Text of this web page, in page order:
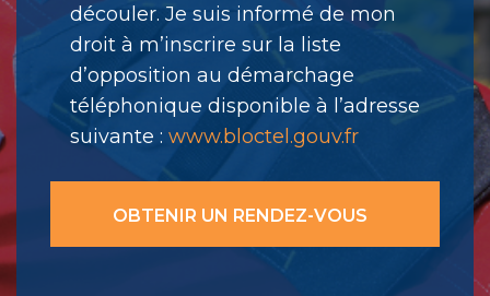
découler. Je suis informé de mon
droit à m’inscrire sur la liste
d’opposition au démarchage
téléphonique disponible à l’adresse
suivante : www.bloctel.gouv.fr